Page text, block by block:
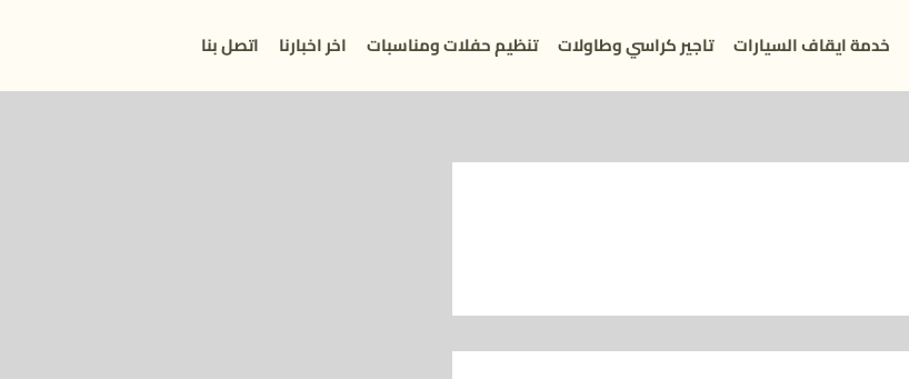
خدمة ايقاف السيارات تاجير كراسي وطاولات تنظيم حفلات ومناسبات اخر اخبارنا اتصل بنا